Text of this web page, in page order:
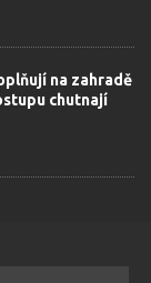
na zahradě
chutnají